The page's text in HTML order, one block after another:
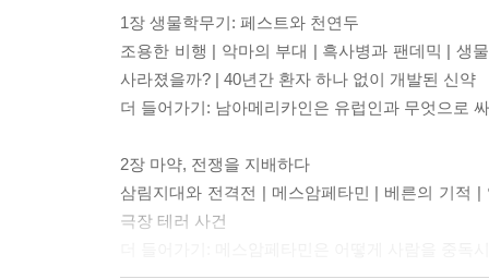
1장 생물학무기: 페스트와 천연두
조용한 비행 | 악마의 부대 | 흑사병과 팬데믹 | 생
사라졌을까? | 40년간 환자 하나 없이 개발된 신약
더 들어가기: 남아메리카인은 유럽인과 무엇으로
2장 마약, 전쟁을 지배하다
삼림지대와 전격전 | 메스암페타민 | 베른의 기적
극장 테러 사건